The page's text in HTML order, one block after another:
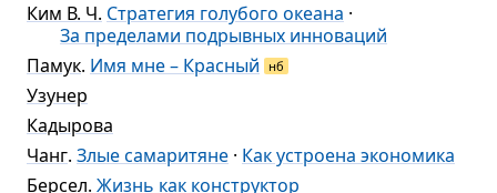
Ким В. Ч. Стратегия голубого океана ·
За пределами подрывных инноваций
Памук. Имя мне – Красный нб
Узунер
Кадырова
Чанг. Злые самаритяне · Как устроена экономика
Берсел. Жизнь как конструктор